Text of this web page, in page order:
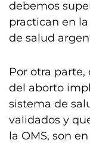
debemos
practican en
de salud
Por otra
del aborto
sistema de
validados y
la OMS, son